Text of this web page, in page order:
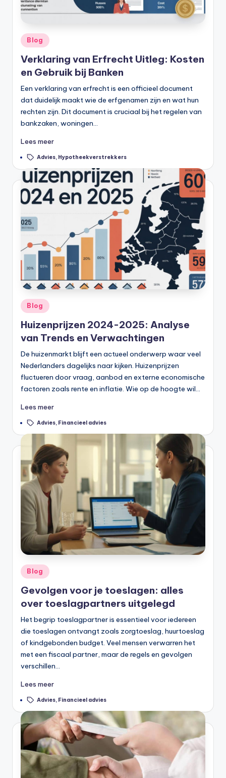
Geplaatst
in
Blog
Verklaring van Erfrecht Uitleg: Kosten
en Gebruik bij Banken
Een verklaring van erfrecht is een officieel document
dat duidelijk maakt wie de erfgenamen zijn en wat hun
rechten zijn. Dit document is cruciaal bij het regelen van
bankzaken, woningen…
Lees meer
Tags: Advies, Hypotheekverstrekkers
Geplaatst
in
Blog
Huizenprijzen 2024-2025: Analyse
van Trends en Verwachtingen
De huizenmarkt blijft een actueel onderwerp waar veel
Nederlanders dagelijks naar kijken. Huizenprijzen
fluctueren door vraag, aanbod en externe economische
factoren zoals rente en inflatie. Wie op de hoogte wil…
Lees meer
Tags: Advies, Financieel advies
Geplaatst
in
Blog
Gevolgen voor je toeslagen: alles
over toeslagpartners uitgelegd
Het begrip toeslagpartner is essentieel voor iedereen
die toeslagen ontvangt zoals zorgtoeslag, huurtoeslag
of kindgebonden budget. Veel mensen verwarren het
met een fiscaal partner, maar de regels en gevolgen
verschillen…
Lees meer
Tags: Advies, Financieel advies